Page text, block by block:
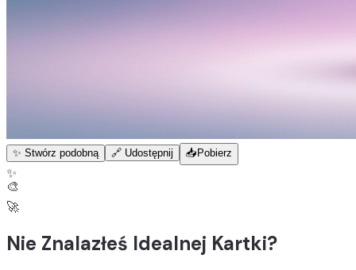
✨ Stwórz podobną 🔗 Udostępnij 📥 Pobierz
✨
🎨
🚀
Nie Znalazłeś Idealnej Kartki?